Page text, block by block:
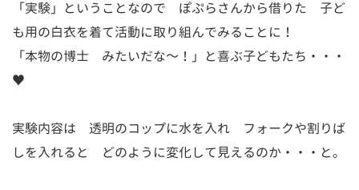
「実験」ということなので ぽぷらさんから借りた 子ど
も用の白衣を着て活動に取り組んでみることに！
「本物の博士 みたいだな～！」と喜ぶ子どもたち・・・
♥
実験内容は 透明のコップに水を入れ フォークや割りば
しを入れると どのように変化して見えるのか・・・と。